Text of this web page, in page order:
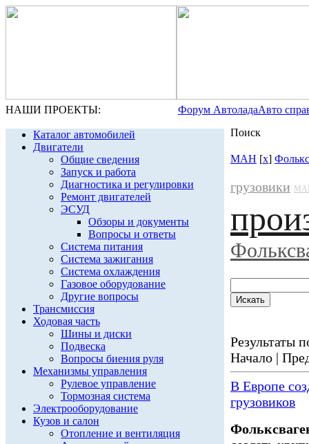
НАШИ ПРОЕКТЫ: Форум АвтоладаАвто
Каталог автомобилей
Двигатели
Общие сведения
Запуск и работа
Диагностика и регулировки
Ремонт двигателей
ЭСУД
Обзоры и документы
Вопросы и ответы
Система питания
Система зажигания
Система охлаждения
Газовое оборудование
Другие вопросы
Трансмиссия
Ходовая часть
Шины и диски
Подвеска
Вопросы биения руля
Механизмы управления
Рулевое управление
Тормозная система
Электрооборудование
Кузов и салон
Отопление и вентиляция
Поиск
МАН [x]
грузовики
Результаты
Начало |
В Европе
грузовиков